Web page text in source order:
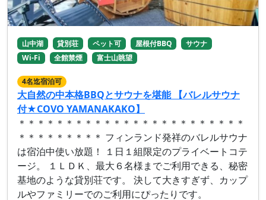
山中湖 貸別荘 ペット可 屋根付BBQ
サウナ
Wi-Fi
全館禁煙 富士山眺望
4名迄宿泊可
大自然の中本格BBQとサウナを堪能 【バレルサウナ
付★COVO YAMANAKAKO】
＊＊＊＊＊＊＊＊＊＊＊＊＊＊＊＊＊＊＊＊＊＊＊＊
＊＊＊＊＊＊＊＊＊ フィンランド発祥のバレルサウナ
は宿泊中使い放題！ １日１組限定のプライベートコテ
ージ。 １ＬＤＫ、最大６名様までご利用できる、秘密
基地のような貸別荘です。 決して大きすぎず、カップ
ルやファミリーでのご利用にぴったりです。